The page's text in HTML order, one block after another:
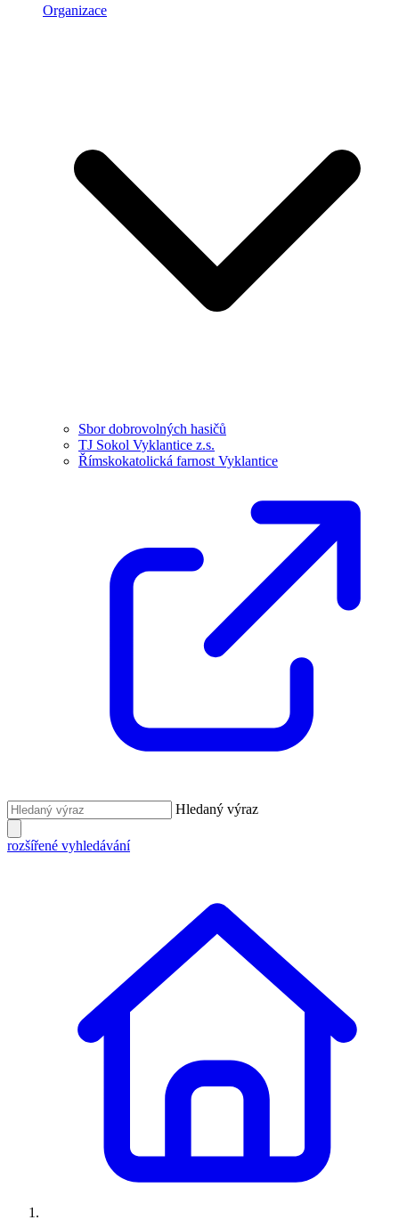
Organizace
Sbor dobrovolných hasičů
TJ Sokol Vyklantice z.s.
Římskokatolická farnost Vyklantice
Hledaný výraz
rozšířené vyhledávání